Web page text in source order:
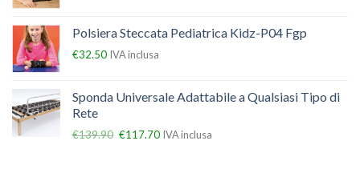
Polsiera Steccata Pediatrica Kidz-P04 Fgp
€32.50 IVA inclusa
Sponda Universale Adattabile a Qualsiasi Tipo di
Rete
€139.90 €117.70 IVA inclusa